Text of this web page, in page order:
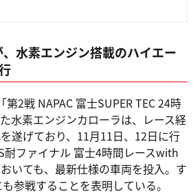
水素エンジン搭載のハイエー
2戦 NAPAC 富士SUPER TEC 24時
水素エンジンカローラは、レース経
遂げており、11月11日、12日に行
耐ファイナル 富士4時間レースwith
いても、最新仕様の車両を投入。す
参戦することを表明している。